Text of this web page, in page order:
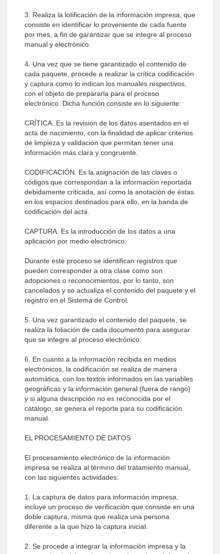
3. Realiza la lotificación de la información impresa, que
consiste en identificar lo proveniente de cada fuente
por mes, a fin de garantizar que se integre al proceso
manual y electrónico.
4. Una vez que se tiene garantizado el contenido de
cada paquete, procede a realizar la crítica codificación
y captura como lo indican los manuales respectivos,
con el objeto de prepararla para el proceso
electrónico. Dicha función consiste en lo siguiente:
CRÍTICA. Es la revisión de los datos asentados en el
acta de nacimiento, con la finalidad de aplicar criterios
de limpieza y validación que permitan tener una
información más clara y congruente.
CODIFICACIÓN. Es la asignación de las claves o
códigos que correspondan a la información reportada
debidamente criticada, así como la anotación de éstas
en los espacios destinados para ello, en la banda de
codificación del acta.
CAPTURA. Es la introducción de los datos a una
aplicación por medio electrónico.
Durante este proceso se identifican registros que
pueden corresponder a otra clase como son
adopciones o reconocimientos, por lo tanto, son
cancelados y se actualiza el contenido del paquete y el
registro en el Sistema de Control.
5. Una vez garantizado el contenido del paquete, se
realiza la foliación de cada documento para asegurar
que se integre al proceso electrónico.
6. En cuanto a la información recibida en medios
electrónicos, la codificación se realiza de manera
automática, con los textos informados en las variables
geográficas y la información general (fuera de rango)
y si alguna descripción no es reconocida por el
catálogo, se genera el reporte para su codificación
manual.
EL PROCESAMIENTO DE DATOS
El procesamiento electrónico de la información
impresa se realiza al término del tratamiento manual,
con las siguientes actividades:
1. La captura de datos para información impresa,
incluye un proceso de verificación que consiste en una
doble captura, misma que realiza una persona
diferente a la que hizo la captura inicial.
2. Se procede a integrar la información impresa y la